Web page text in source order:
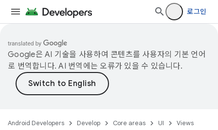
로그인
Google은 AI 기술을 사용하여 콘텐츠를 사용자의 기본 언어
로 번역합니다. AI 번역에는 오류가 있을 수 있습니다.
Android Developers Develop Core areas UI
Views